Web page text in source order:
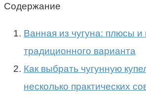
Содержание
Ванная из чугуна: плюсы
традиционного варианта
Как выбрать чугунную
несколько практических